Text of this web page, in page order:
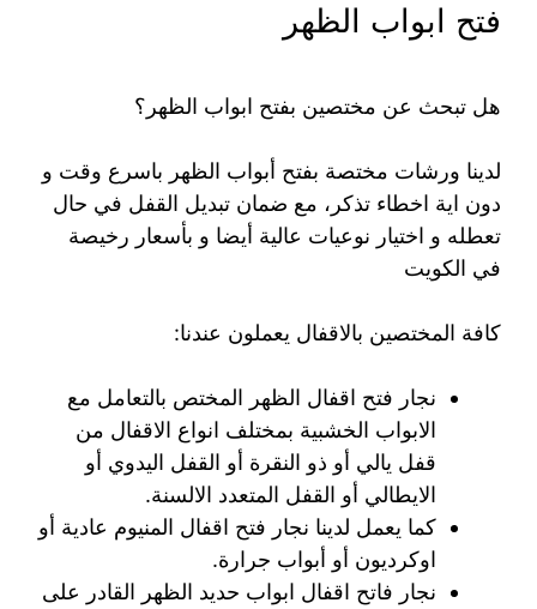
فتح ابواب الظهر
هل تبحث عن مختصين بفتح ابواب الظهر؟
لدينا ورشات مختصة بفتح أبواب الظهر باسرع وقت و
دون اية اخطاء تذكر، مع ضمان تبديل القفل في حال
تعطله و اختيار نوعيات عالية أيضا و بأسعار رخيصة
في الكويت
كافة المختصين بالاقفال يعملون عندنا:
نجار فتح اقفال الظهر المختص بالتعامل مع
الابواب الخشبية بمختلف انواع الاقفال من
قفل يالي أو ذو النقرة أو القفل اليدوي أو
الايطالي أو القفل المتعدد الالسنة.
كما يعمل لدينا نجار فتح اقفال المنيوم عادية أو
اوكرديون أو أبواب جرارة.
نجار فاتح اقفال ابواب حديد الظهر القادر على